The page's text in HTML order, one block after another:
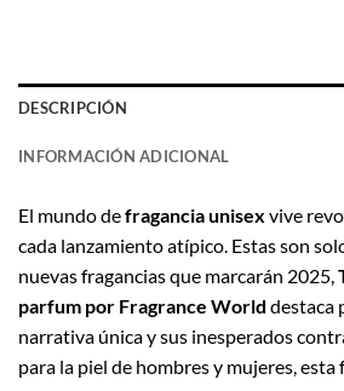
DESCRIPCIÓN
INFORMACIÓN ADICIONAL
El mundo defragancia unisex vive
cada lanzamiento atípico. Estas son
nuevas fragancias que marcarán 2025,
parfum por Fragrance World destaca
narrativa única y sus inesperados
para la piel de hombres y mujeres, esta